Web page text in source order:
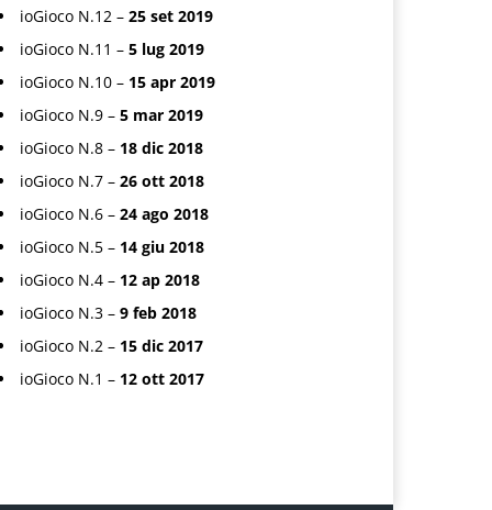
ioGioco N.12 – 25 set 2019
ioGioco N.11 – 5 lug 2019
ioGioco N.10 – 15 apr 2019
ioGioco N.9 – 5 mar 2019
ioGioco N.8 – 18 dic 2018
ioGioco N.7 – 26 ott 2018
ioGioco N.6 – 24 ago 2018
ioGioco N.5 – 14 giu 2018
ioGioco N.4 – 12 ap 2018
ioGioco N.3 – 9 feb 2018
ioGioco N.2 – 15 dic 2017
ioGioco N.1 – 12 ott 2017